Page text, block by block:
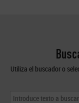
Utiliza el buscador o